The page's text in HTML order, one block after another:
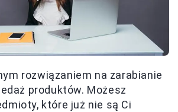
rozwiązaniem na zarabianie
produktów. Możesz
które już nie są Ci